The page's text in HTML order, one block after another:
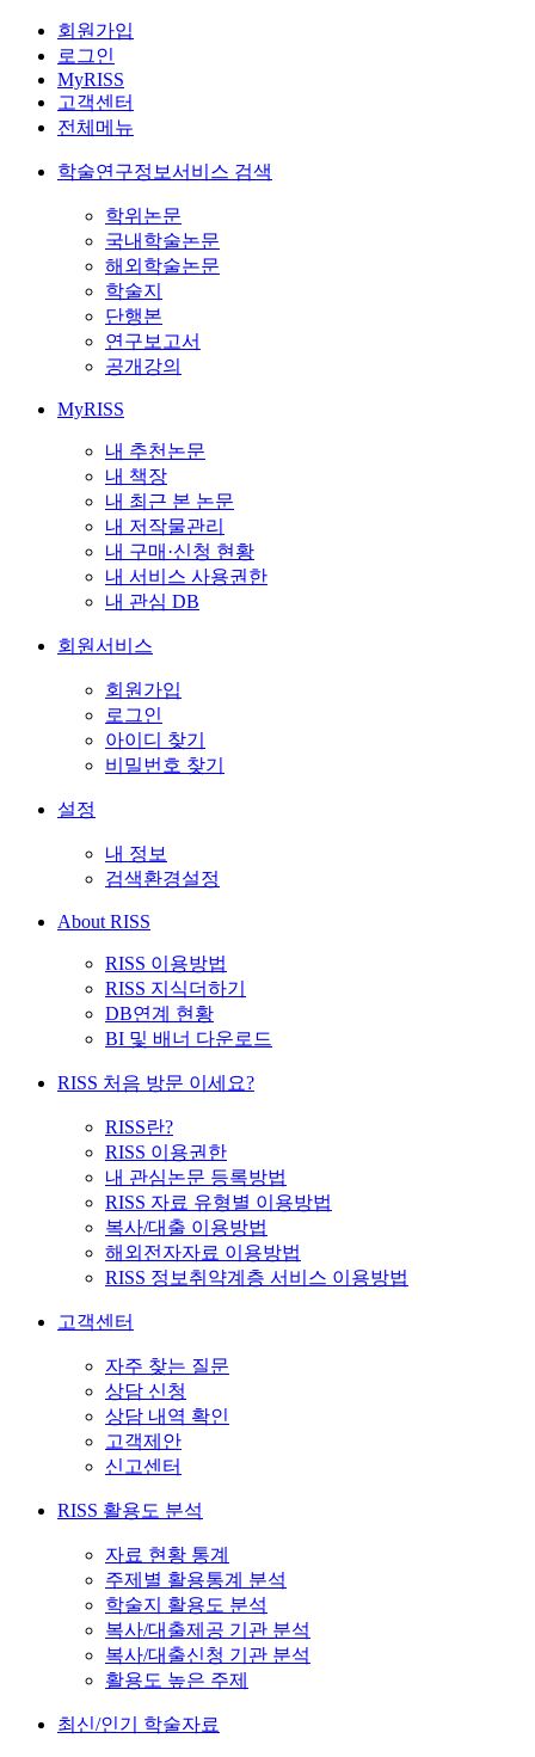
회원가입
로그인
MyRISS
고객센터
전체메뉴
학술연구정보서비스 검색
학위논문
국내학술논문
해외학술논문
학술지
단행본
연구보고서
공개강의
MyRISS
내 추천논문
내 책장
내 최근 본 논문
내 저작물관리
내 구매·신청 현황
내 서비스 사용권한
내 관심 DB
회원서비스
회원가입
로그인
아이디 찾기
비밀번호 찾기
설정
내 정보
검색환경설정
About RISS
RISS 이용방법
RISS 지식더하기
DB연계 현황
BI 및 배너 다운로드
RISS 처음 방문 이세요?
RISS란?
RISS 이용권한
내 관심논문 등록방법
RISS 자료 유형별 이용방법
복사/대출 이용방법
해외전자자료 이용방법
RISS 정보취약계층 서비스 이용방법
고객센터
자주 찾는 질문
상담 신청
상담 내역 확인
고객제안
신고센터
RISS 활용도 분석
자료 현황 통계
주제별 활용통계 분석
학술지 활용도 분석
복사/대출제공 기관 분석
복사/대출신청 기관 분석
활용도 높은 주제
최신/인기 학술자료